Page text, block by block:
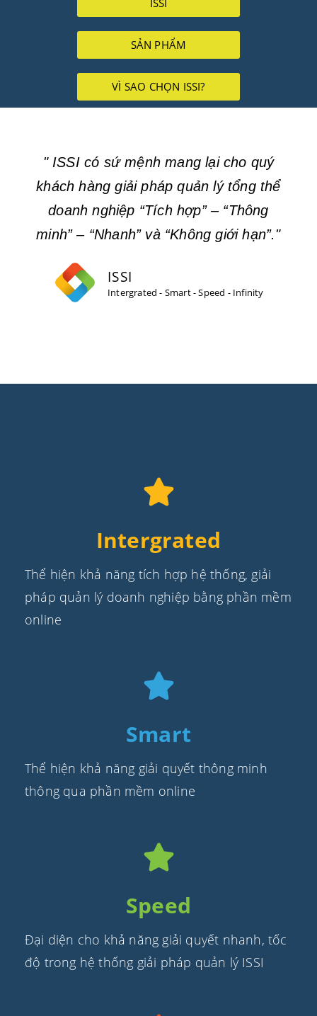
ISSI
SẢN PHẨM
VÌ SAO CHỌN ISSI?
" ISSI có sứ mệnh mang lại cho quý
khách hàng giải pháp quản lý tổng thể
doanh nghiệp “Tích hợp” – “Thông
minh” – “Nhanh” và “Không giới hạn”."
ISSI
Intergrated - Smart - Speed - Infinity
Intergrated
Thể hiện khả năng tích hợp hệ thống, giải
pháp quản lý doanh nghiệp bằng phần mềm
online
Smart
Thể hiện khả năng giải quyết thông minh
thông qua phần mềm online
Speed
Đại diện cho khả năng giải quyết nhanh, tốc
độ trong hệ thống giải pháp quản lý ISSI